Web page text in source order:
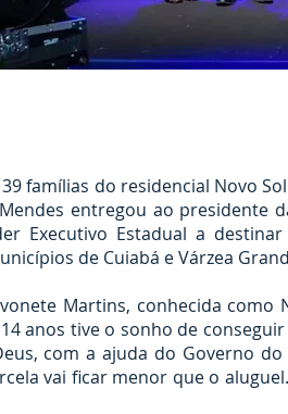
famílias do residencial Novo
entregou ao presidente
Executivo Estadual a
de Cuiabá e Várzea
Martins, conhecida
14 anos tive o sonho de
com a ajuda do Governo
vai ficar menor que o